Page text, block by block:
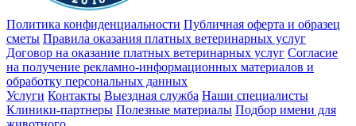
Политика конфиденциальности Публичная оферта и образец
сметы Правила оказания платных ветеринарных услуг
Договор на оказание платных ветеринарных услуг Cогласие
на получение рекламно-информационных материалов и
обработку персональных данных
Услуги Контакты Выездная служба Наши специалисты
Клиники-партнеры Полезные материалы Подбор имени для